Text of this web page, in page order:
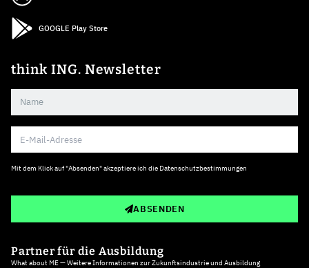
GOOGLE Play Store
think ING. Newsletter
Mit dem Klick auf "Absenden" akzeptiere ich die Datenschutzbestimmungen
ABSENDEN
Partner für die Ausbildung
What about ME — Weitere Informationen zur Zukunftsindustrie und Ausbildung